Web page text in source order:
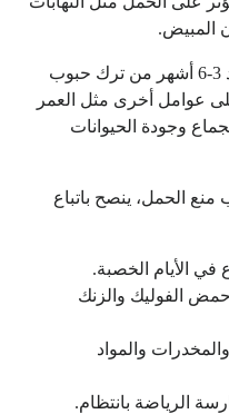
المبيض.
وعادة ما تستطيع المرأة الحمل بعد 3-6 أشهر من ترك حبوب
عوامل أخرى مثل العمر
وجودة الحيوانات
الحمل، ينصح باتباع
في الأيام الخصبة.
حمض الفوليك والزنك
والمواد
الرياضة بانتظام.